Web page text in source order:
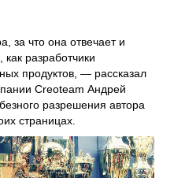
за что она отвечает и
разработчики
продуктов, — рассказал
Creoteam Андрей
разрешения автора
страницах.